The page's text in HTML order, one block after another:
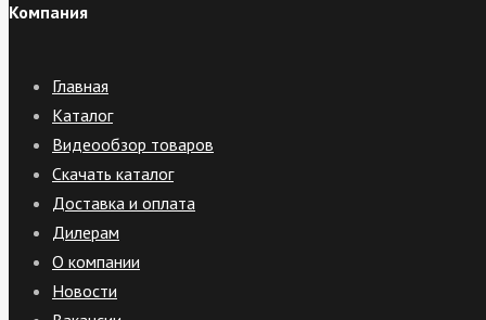
Компания
Главная
Каталог
Видеообзор товаров
Скачать каталог
Доставка и оплата
Дилерам
О компании
Новости